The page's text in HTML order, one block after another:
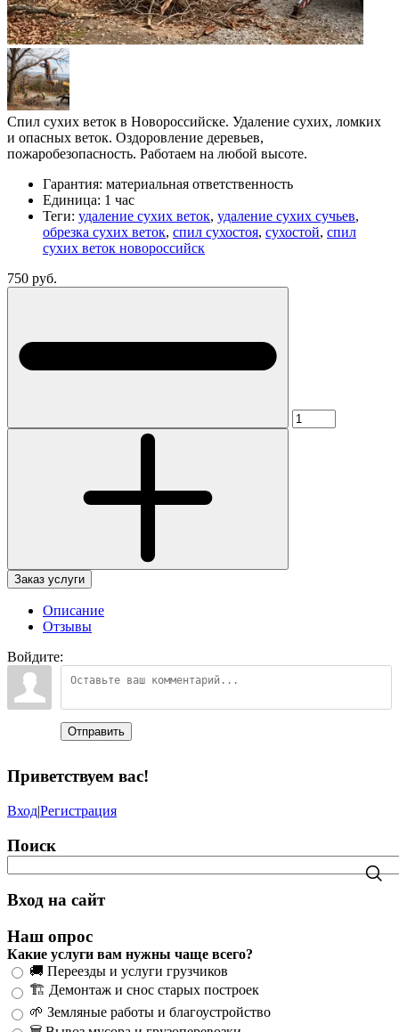
Спил сухих веток в Новороссийске. Удаление сухих, ломких
и опасных веток. Оздоровление деревьев,
пожаробезопасность. Работаем на любой высоте.
Гарантия: материальная ответственность
Единица: 1 час
Теги: удаление сухих веток, удаление сухих сучьев,
обрезка сухих веток, спил сухостоя, сухостой, спил
сухих веток новороссийск
750 руб.
Заказ услуги
Описание
Отзывы
Войдите:
Отправить
Приветствуем вас!
Вход|Регистрация
Поиск
Вход на сайт
Наш опрос
Какие услуги вам нужны чаще всего?
🚚 Переезды и услуги грузчиков
🏗️ Демонтаж и снос старых построек
🌱 Земляные работы и благоустройство